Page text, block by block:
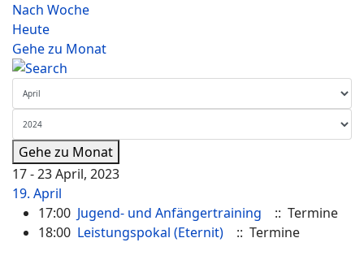
Nach Woche
Heute
Gehe zu Monat
Gehe zu Monat
17 - 23 April, 2023
19. April
17:00 Jugend- und Anfängertraining
:: Termine
18:00 Leistungspokal (Eternit) :: Termine